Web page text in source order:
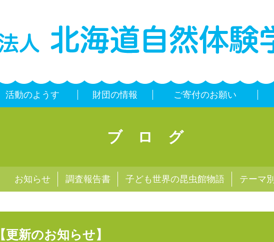
活動のようす 財団の情報 ご寄付のお願い
ブログ
お知らせ 調査報告書 子ども世界の昆虫館物語 テーマ別
【更新のお知らせ】